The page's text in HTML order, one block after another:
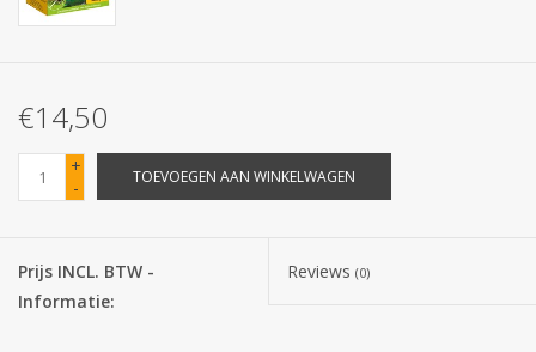
Batterijen
Sinterklaassnoep
Paasgeschenken
€14,50
+
-
TOEVOEGEN AAN WINKELWAGEN
Prijs INCL. BTW -
Informatie:
Reviews (0)